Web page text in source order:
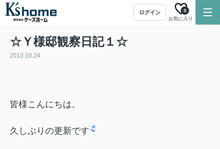
ログイン
お気に入り
0
☆Ｙ様邸観察日記１☆
2013.10.24
皆様こんにちは。
久しぶりの更新です